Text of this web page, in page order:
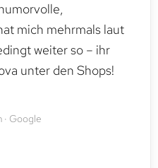
mich mehrmals laut
weiter so – ihr
unter den Shops!
Google